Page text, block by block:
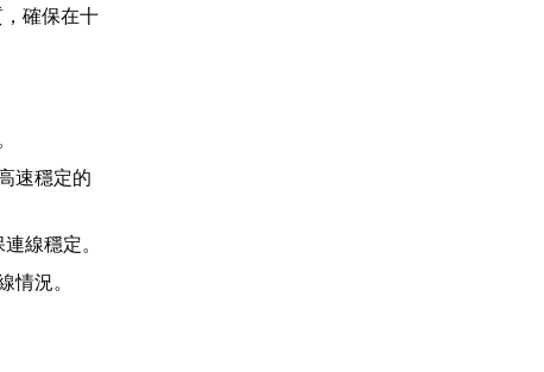
確保在十
速穩定的
線穩定。
況。